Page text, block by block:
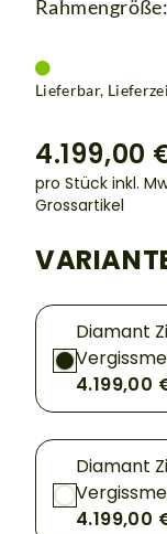
Lieferbar,
4.199,00
pro Stück inkl.
Grossartikel
Diamant
4.199,00
Diamant
4.199,00